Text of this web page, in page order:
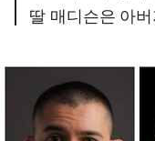
딸 매디슨은 아